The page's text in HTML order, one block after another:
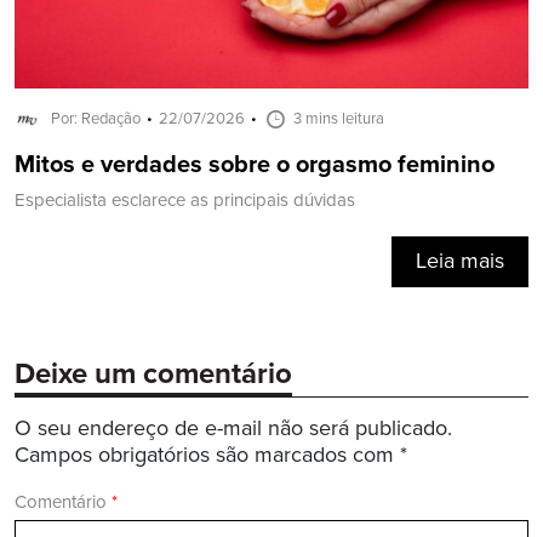
Por: Redação 22/07/2026 3 mins leitura
Mitos e verdades sobre o orgasmo feminino
Especialista esclarece as principais dúvidas
Leia mais
Deixe um comentário
O seu endereço de e-mail não será publicado.
Campos obrigatórios são marcados com *
Comentário *